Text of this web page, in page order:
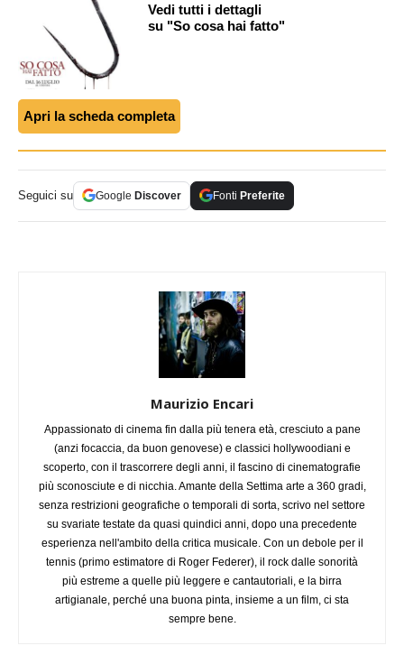
Vedi tutti i dettagli
su "So cosa hai fatto"
Apri la scheda completa
Seguici su Google Discover Fonti Preferite
Maurizio Encari
Appassionato di cinema fin dalla più tenera età, cresciuto a pane
(anzi focaccia, da buon genovese) e classici hollywoodiani e
scoperto, con il trascorrere degli anni, il fascino di cinematografie
più sconosciute e di nicchia. Amante della Settima arte a 360 gradi,
senza restrizioni geografiche o temporali di sorta, scrivo nel settore
su svariate testate da quasi quindici anni, dopo una precedente
esperienza nell'ambito della critica musicale. Con un debole per il
tennis (primo estimatore di Roger Federer), il rock dalle sonorità
più estreme a quelle più leggere e cantautoriali, e la birra
artigianale, perché una buona pinta, insieme a un film, ci sta
sempre bene.